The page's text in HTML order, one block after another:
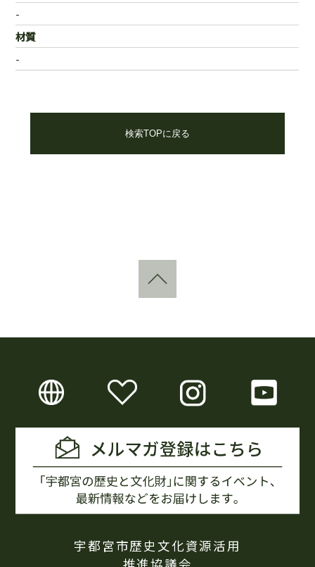
-
材質
-
検索TOPに戻る
宇都宮市歴史文化資源活用